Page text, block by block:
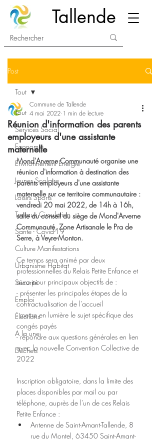
Tallende
Post
Tout
Services Social
Economie
Environnement Energie
Jeunes Scolaire
Loisirs Sports
Travaux Circulation
Santé - Covid-19
Culture Manifestations
Urbanisme Habitat
Sécurité
Emploi
Élections
A la une
Déchets
Tout
Réunion d'information des parents
employeurs d'une assistante
maternelle
Commune de Tallende
4 mai 2022 1 min de lecture
Mond'Arverne Communauté organise une
réunion d'information à destination des
parents employeurs d'une assistante
maternelle sur ce territoire communautaire :
vendredi 20 mai 2022, de 14h à 16h,
salle du conseil du siège de Mond'Arverne
Communauté, Zone Artisanale le Pra de
Serre, à Veyre-Monton.
Ce temps sera animé par deux
professionnelles du Relais Petite Enfance et
aura pour principaux objectifs de :
- présenter les principales étapes de la
contractualisation de l'accueil
- mettre en lumière le sujet spécifique des
congés payés
- répondre aux questions générales en lien
avec la nouvelle Convention Collective de
2022
Inscription obligatoire, dans la limite des
places disponibles par mail ou par
téléphone, auprès de l'un de ces Relais
Petite Enfance :
Antenne de Saint-Amant-Tallende, 8
rue du Montel, 63450 Saint-Amant-